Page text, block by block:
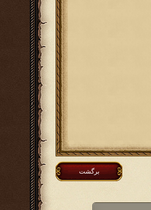
برگشت